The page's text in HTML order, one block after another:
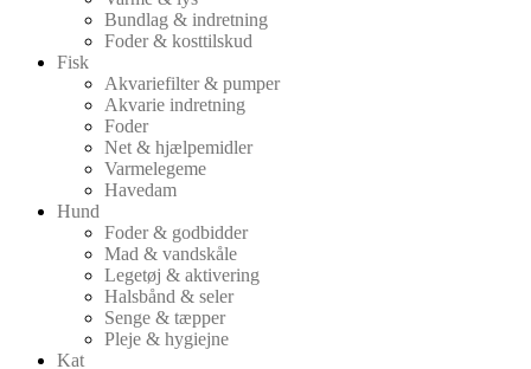
Bundlag & indretning
Foder & kosttilskud
Fisk
Akvariefilter & pumper
Akvarie indretning
Foder
Net & hjælpemidler
Varmelegeme
Havedam
Hund
Foder & godbidder
Mad & vandskåle
Legetøj & aktivering
Halsbånd & seler
Senge & tæpper
Pleje & hygiejne
Kat